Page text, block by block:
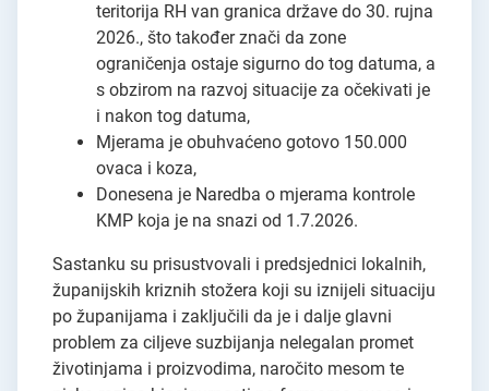
teritorija RH van granica države do 30. rujna
2026., što također znači da zone
ograničenja ostaje sigurno do tog datuma, a
s obzirom na razvoj situacije za očekivati je
i nakon tog datuma,
Mjerama je obuhvaćeno gotovo 150.000
ovaca i koza,
Donesena je Naredba o mjerama kontrole
KMP koja je na snazi od 1.7.2026.
Sastanku su prisustvovali i predsjednici lokalnih,
županijskih kriznih stožera koji su iznijeli situaciju
po županijama i zaključili da je i dalje glavni
problem za ciljeve suzbijanja nelegalan promet
životinjama i proizvodima, naročito mesom te